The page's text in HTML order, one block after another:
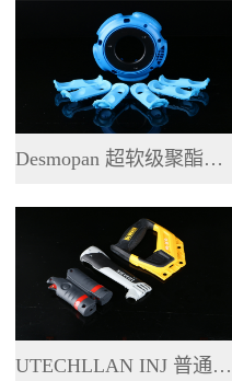
Desmopan 超软级聚酯系列 TPU
UTECHLLAN INJ 普通聚酯系列 TPU